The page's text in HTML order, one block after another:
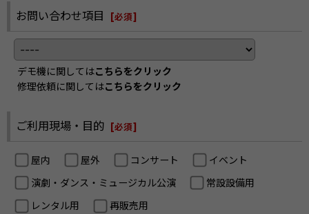
お問い合わせ項目 [必須]
デモ機に関してはこちらをクリック
修理依頼に関してはこちらをクリック
ご利用現場・目的 [必須]
屋内 屋外 コンサート
イベント
演劇・ダンス・ミュージカル公演
常設設備用
レンタル用
再販売用